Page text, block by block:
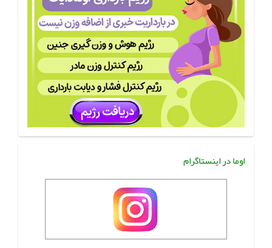
اوما در اینستاگرام